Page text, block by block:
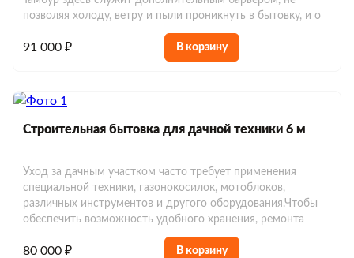
Хозблоки до 10 м²
Хозблоки до 150 000 р.
Евробытовки с душем и туалетом
Евробытовки из сэндвич-панелей
позволяя холоду, ветру и пыли проникнуть в бытовку, и о
91 000 ₽ В корзину
Строительная бытовка для дачной техники 6 м
Уход за дачным участком часто требует применения
специальной техники, газонокосилок, мотоблоков,
различных инструментов и другого оборудования.Чтобы
обеспечить возможность удобного хранения, ремонта
80 000 ₽ В корзину